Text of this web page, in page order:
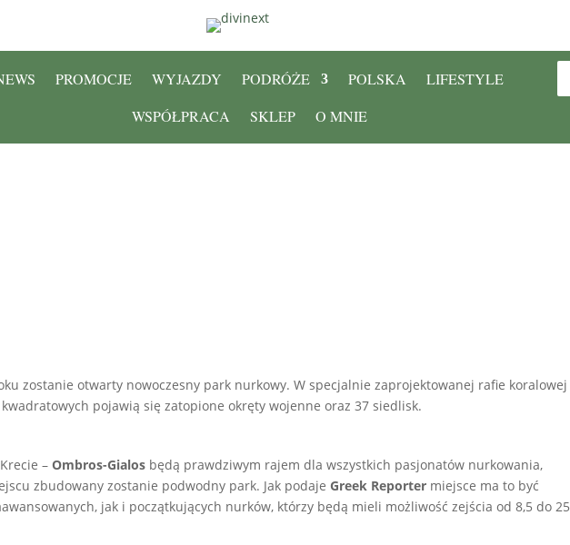
PROMOCJE WYJAZDY PODRÓŻE POLSKA
LIFESTYLE
WSPÓŁPRACA
SKLEP O MNIE
zostanie otwarty nowoczesny park nurkowy. W specjalnie zaprojektowanej rafie koralowej
pojawią się zatopione okręty wojenne oraz 37 siedlisk.
– Ombros-Gialos będą prawdziwym rajem dla wszystkich pasjonatów nurkowania,
zbudowany zostanie podwodny park. Jak podajeGreek Reporter miejsce ma to być
jak i początkujących nurków, którzy będą mieli możliwość zejścia od 8,5 do 25